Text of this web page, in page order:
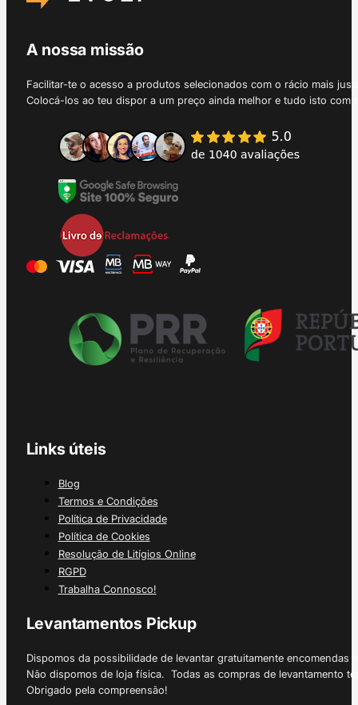
A nossa missão
Facilitar-te o acesso a produtos selecionados com o rácio mais
Colocá-los ao teu dispor a um preço ainda melhor e tudo isto
Links úteis
Blog
Termos e Condições
Política de Privacidade
Política de Cookies
Resolução de Litígios Online
RGPD
Trabalha Connosco!
Levantamentos Pickup
Dispomos da possibilidade de levantar gratuitamente
Não dispomos de loja física. Todas as compras de levantamento
Obrigado pela compreensão!